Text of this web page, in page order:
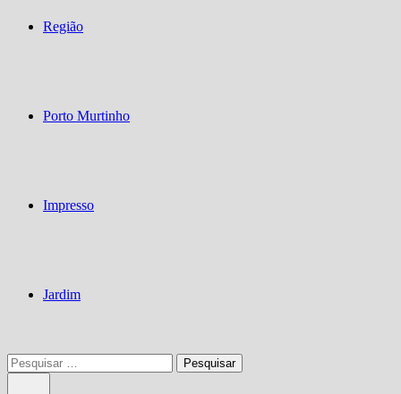
Região
Porto Murtinho
Impresso
Jardim
Pesquisar
por: